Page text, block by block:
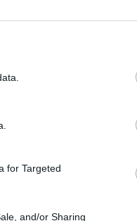
for Targeted
and/or Sharing